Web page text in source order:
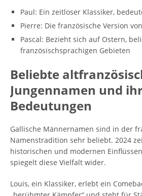
Paul: Ein zeitloser Klassiker,
Pierre: Die französische Version
Pascal: Bezieht sich auf Ostern,
französischsprachigen Gebieten
Beliebte
Jungennamen und
Bedeutungen
Gallische Männernamen sind in der
Namenstradition sehr beliebt. 2024
historischen und modernen
spiegelt diese Vielfalt wider.
Louis, ein Klassiker, erlebt ein